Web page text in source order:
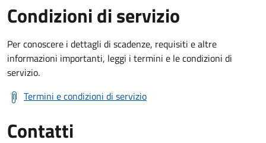
Condizioni di servizio
Per conoscere i dettagli di scadenze, requisiti e altre
informazioni importanti, leggi i termini e le condizioni di
servizio.
Termini e condizioni di servizio
Contatti